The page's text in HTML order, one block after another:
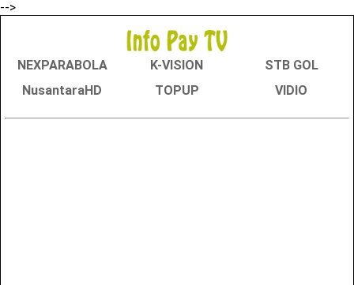
-->
NEXPARABOLA K-VISION
STB GOL
NusantaraHD
TOPUP VIDIO